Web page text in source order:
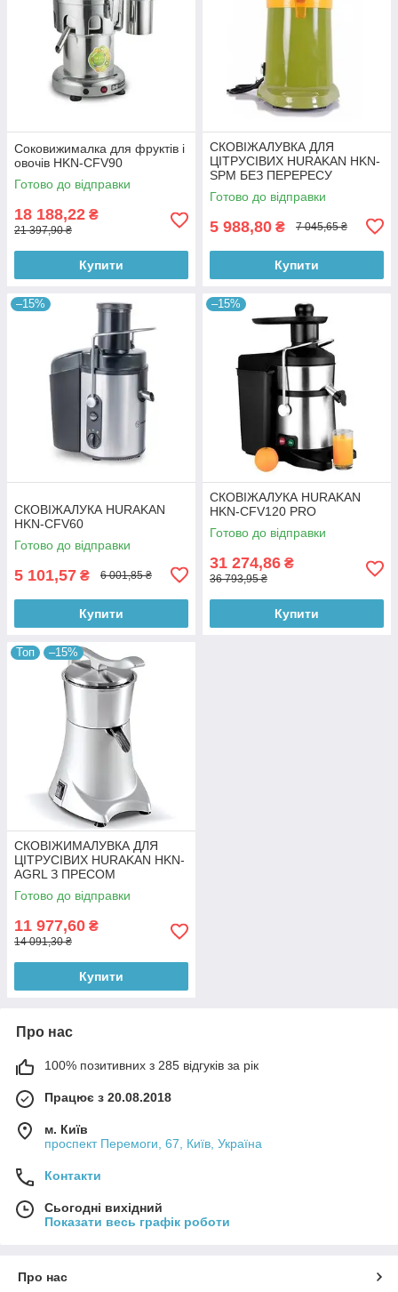
Соковижималка для фруктів і
овочів HKN-CFV90
Готово до відправки
18 188,22 ₴
21 397,90 ₴
Купити
СКОВІЖАЛУВКА ДЛЯ
ЦІТРУСІВИХ HURAKAN HKN-
SPM БЕЗ ПЕРЕРЕСУ
Готово до відправки
5 988,80 ₴ 7 045,65 ₴
Купити
–15%
СКОВІЖАЛУКА HURAKAN
HKN-CFV60
Готово до відправки
5 101,57 ₴ 6 001,85 ₴
Купити
–15%
СКОВІЖАЛУКА HURAKAN
HKN-CFV120 PRO
Готово до відправки
31 274,86 ₴
36 793,95 ₴
Купити
Топ –15%
СКОВІЖИМАЛУВКА ДЛЯ
ЦІТРУСІВИХ HURAKAN HKN-
AGRL З ПРЕСОМ
Готово до відправки
11 977,60 ₴
14 091,30 ₴
Купити
Про нас
100% позитивних з 285 відгуків за рік
Працює з 20.08.2018
м. Київ
проспект Перемоги, 67, Київ, Україна
Контакти
Сьогодні вихідний
Показати весь графік роботи
Про нас